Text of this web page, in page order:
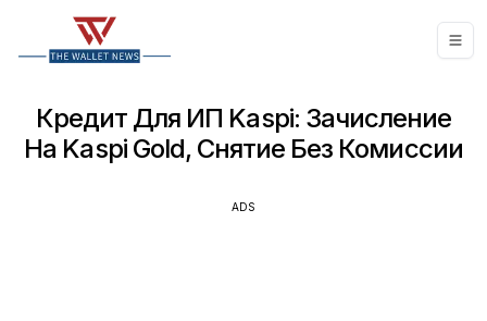
Кредит Для ИП Kaspi: Зачисление
На Kaspi Gold, Снятие Без Комиссии
ADS